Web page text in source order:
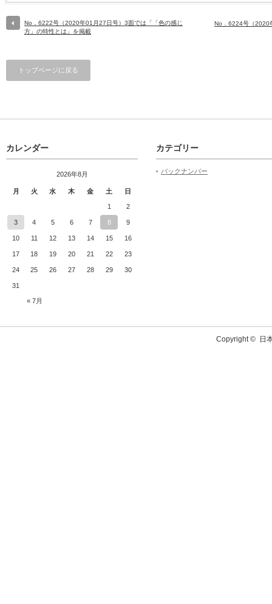
No．6222号（2020年01月27日号）3面では「「色の感じ
方」の特性とは」を掲載
No．6224号（2020
トップページに戻る
カレンダー
2026年8月
月 火 水 木 金 土 日
« 7月
1 2
3 4 5 6 7 8 9
10 11 12 13 14 15 16
17 18 19 20 21 22 23
24 25 26 27 28 29 30
31
カテゴリー
バックナンバー
Copyright © 日